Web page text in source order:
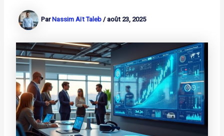
ParNassim Aït Taleb/août 23, 2025